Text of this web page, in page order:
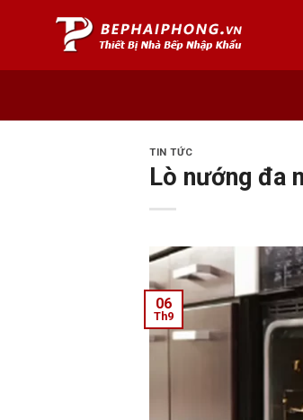
TIN TỨC
Lò nướng đa
06
Th9